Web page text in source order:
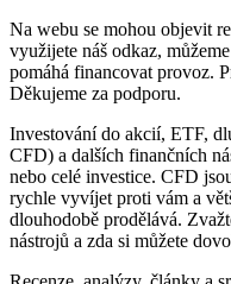
Na webu se mohou objevit
využijete náš odkaz,
pomáhá financovat provoz.
Děkujeme za podporu.
Investování do akcií, ETF,
CFD) a dalších finančních
nebo celé investice. CFD
rychle vyvíjet proti vám a
dlouhodobě prodělává.
nástrojů a zda si můžete